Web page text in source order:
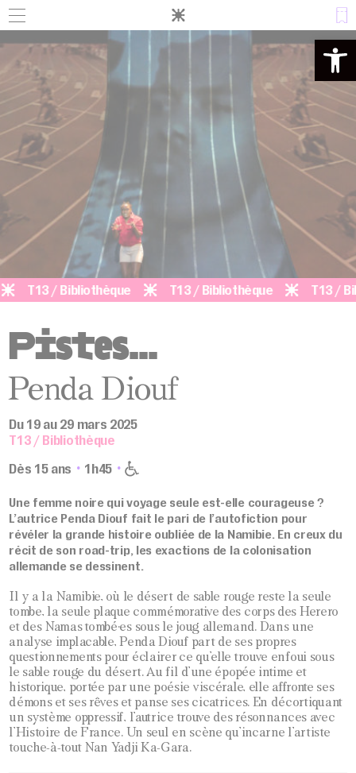
Ouvrir
T13 / Bibliothèque T13 / Bibliothèque T13 /
Pistes…
Penda Diouf
Du 19 au 29 mars 2025
T13 / Bibliothèque
Dès 15 ans
1h45
Une femme noire qui voyage seule est-elle courageuse ?
L’autrice Penda Diouf fait le pari de l’autofiction pour
révéler la grande histoire oubliée de la Namibie. En creux du
récit de son road-trip, les exactions de la colonisation
allemande se dessinent.
Il y a la Namibie, où le désert de sable rouge reste la seule
tombe, la seule plaque commémorative des corps des Herero
et des Namas tombé·es sous le joug allemand. Dans une
analyse implacable, Penda Diouf part de ses propres
questionnements pour éclairer ce qu’elle trouve enfoui sous
le sable rouge du désert. Au fil d’une épopée intime et
historique, portée par une poésie viscérale, elle affronte ses
démons et ses rêves et panse ses cicatrices. En décortiquant
un système oppressif, l’autrice trouve des résonnances avec
l’Histoire de France. Un seul en scène qu’incarne l’artiste
touche-à-tout Nan Yadji Ka-Gara.
Panneau de gestion des cookies